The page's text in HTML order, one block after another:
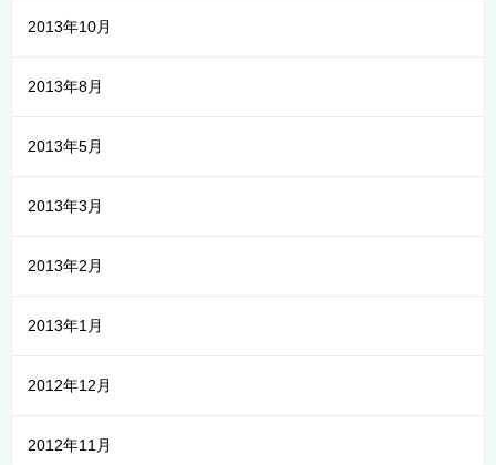
2013年10月
2013年8月
2013年5月
2013年3月
2013年2月
2013年1月
2012年12月
2012年11月